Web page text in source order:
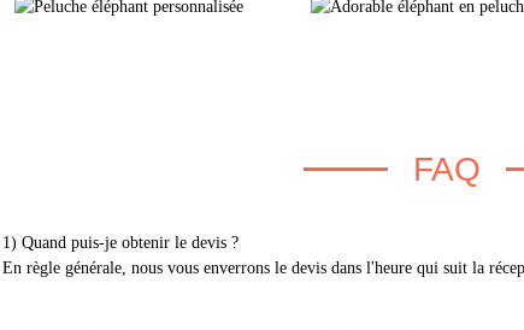
FAQ
1) Quand puis-je obtenir le devis ?
En règle générale, nous vous enverrons le devis dans l'heure qui suit la